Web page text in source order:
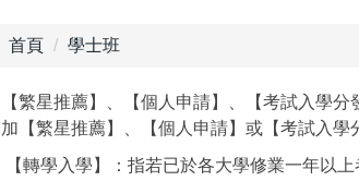
首頁 學士班
【繁星推薦】、【個人申請】、【考試入學
加【繁星推薦】、【個人申請】或【考試入學
【轉學入學】：指若已於各大學修業一年以